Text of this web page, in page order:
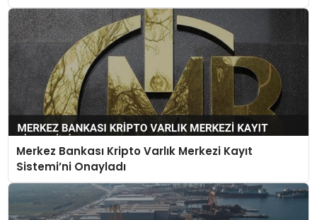
Merkez Bankası Kripto Varlık Merkezi Kayıt
Sistemi’ni Onayladı